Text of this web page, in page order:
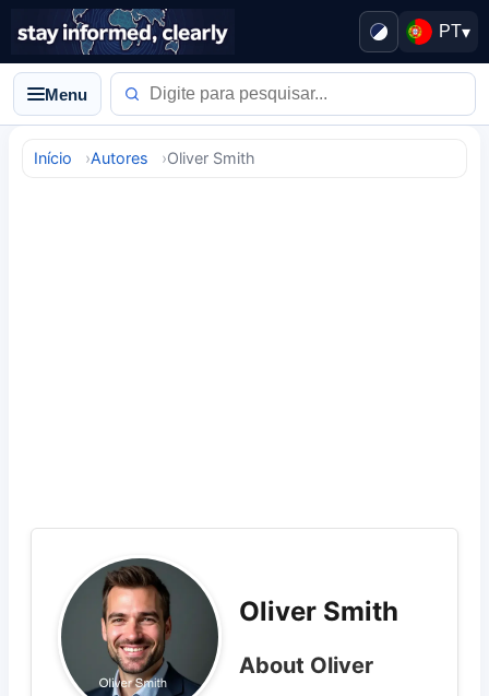
PT▾
Menu
Início Autores Oliver Smith
Oliver Smith
About Oliver